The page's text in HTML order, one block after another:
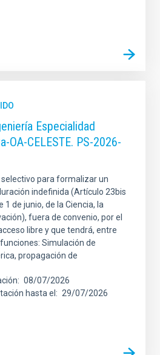
Especialidad
OA-CELESTE. PS-2026-
para formalizar un
indefinida (Artículo 23bis
1 de junio, de la Ciencia, la
fuera de convenio, por el
libre y que tendrá, entre
Simulación de
propagación de
08/07/2026
hasta el
29/07/2026